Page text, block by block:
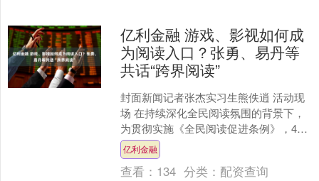
亿利金融 游戏、影视如何成
为阅读入口？张勇、易丹等
共话“跨界阅读”
封面新闻记者张杰实习生熊佚逍 活动现
场 在持续深化全民阅读氛围的背景下，
为贯彻实施《全民阅读促进条例》，4月
25日，2026“书香成都”全民阅读周锦江专
场——“....
亿利金融
查看： 134 分类： 配资查询